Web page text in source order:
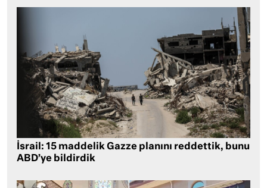
İsrail: 15 maddelik Gazze planını reddettik, bunu
ABD’ye bildirdik